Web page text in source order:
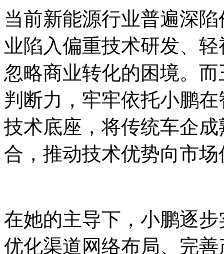
当前新能源行业普遍深
业陷入偏重技术研发、
忽略商业转化的困境。
判断力，牢牢依托小鹏
技术底座，将传统车企
合，推动技术优势向市
在她的主导下，小鹏逐
优化渠道网络布局、完